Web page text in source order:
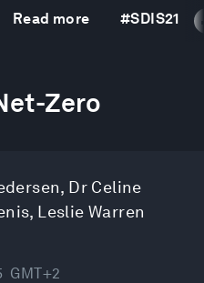
Read more #SDIS21
Zero
, Dr Celine
, Leslie Warren
GMT+2